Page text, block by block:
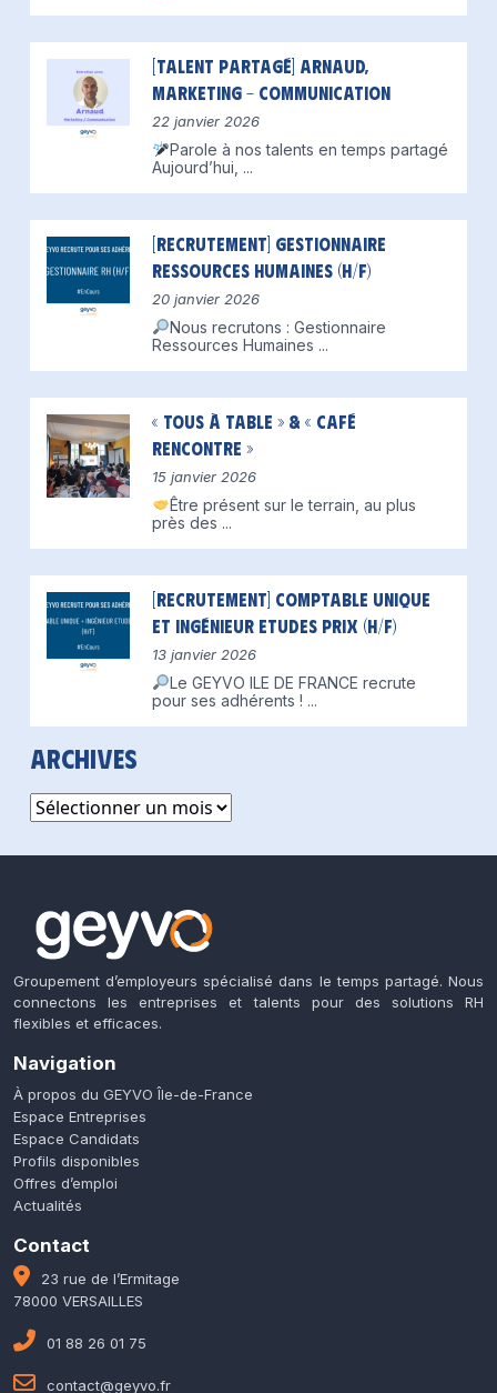
[Talent partagé] Arnaud,
Marketing – Communication
22 janvier 2026
Parole à nos talents en temps partagé
Aujourd’hui, ...
[Recrutement] Gestionnaire
Ressources Humaines (H/F)
20 janvier 2026
Nous recrutons : Gestionnaire
Ressources Humaines ...
« Tous à table » & « Café
Rencontre »
15 janvier 2026
Être présent sur le terrain, au plus
près des ...
[Recrutement] Comptable unique
et Ingénieur Etudes Prix (H/F)
13 janvier 2026
Le GEYVO ILE DE FRANCE recrute
pour ses adhérents ! ...
Archives
Archives
Groupement d’employeurs spécialisé dans le temps partagé. Nous
connectons les entreprises et talents pour des solutions RH
flexibles et efficaces.
Navigation
À propos du GEYVO Île-de-France
Espace Entreprises
Espace Candidats
Profils disponibles
Offres d’emploi
Actualités
Contact
23 rue de l’Ermitage
78000 VERSAILLES
01 88 26 01 75
contact@geyvo.fr